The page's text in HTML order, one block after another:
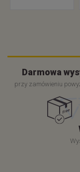
Darmowa
przy zamówieniu